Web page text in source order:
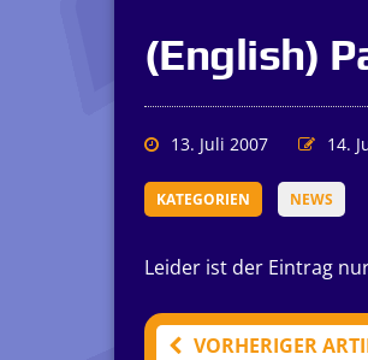
(English)
13. Juli 2007 14.
KATEGORIEN NEWS
Leider ist der Eintrag
VORHERIGER